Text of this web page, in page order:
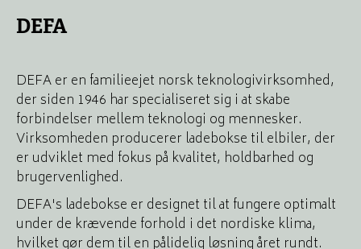
DEFA
DEFA er en familieejet norsk teknologivirksomhed,
der siden 1946 har specialiseret sig i at skabe
forbindelser mellem teknologi og mennesker.
Virksomheden producerer ladebokse til elbiler, der
er udviklet med fokus på kvalitet, holdbarhed og
brugervenlighed.
DEFA's ladebokse er designet til at fungere optimalt
under de krævende forhold i det nordiske klima,
hvilket gør dem til en pålidelig løsning året rundt.